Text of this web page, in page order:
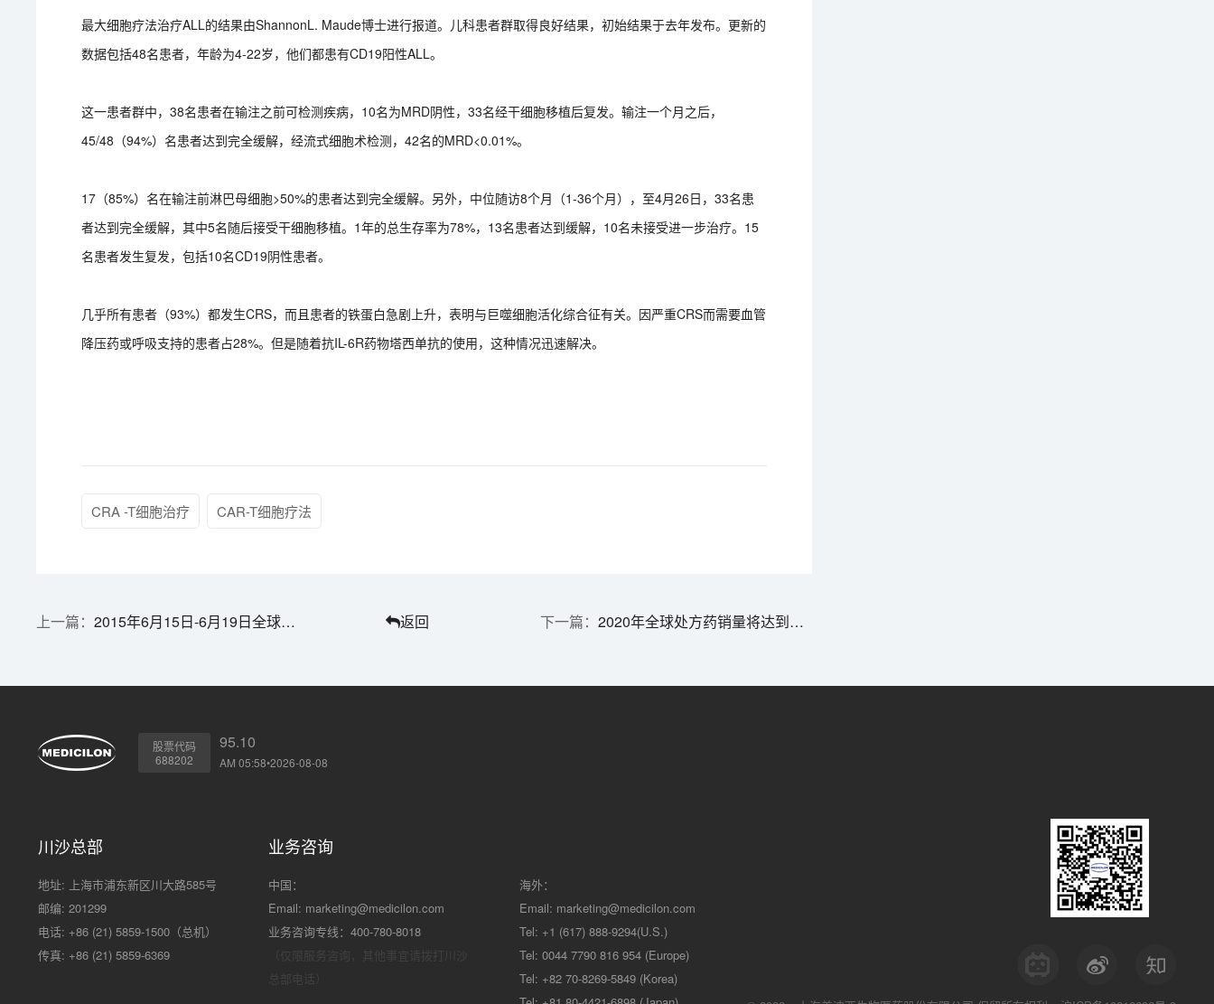
最大细胞疗法治疗ALL的结果由ShannonL. Maude博士进行报道。儿科患者群取得良好结果，初始结果于去年发布。更新的
数据包括48名患者，年龄为4-22岁，他们都患有CD19阳性ALL。
这一患者群中，38名患者在输注之前可检测疾病，10名为MRD阴性，33名经干细胞移植后复发。输注一个月之后，
45/48（94%）名患者达到完全缓解，经流式细胞术检测，42名的MRD<0.01%。
17（85%）名在输注前淋巴母细胞>50%的患者达到完全缓解。另外，中位随访8个月（1-36个月），至4月26日，33名患
者达到完全缓解，其中5名随后接受干细胞移植。1年的总生存率为78%，13名患者达到缓解，10名未接受进一步治疗。15
名患者发生复发，包括10名CD19阴性患者。
几乎所有患者（93%）都发生CRS，而且患者的铁蛋白急剧上升，表明与巨噬细胞活化综合征有关。因严重CRS而需要血管
降压药或呼吸支持的患者占28%。但是随着抗IL-6R药物塔西单抗的使用，这种情况迅速解决。
CRA -T细胞治疗 CAR-T细胞疗法
2015年6月15日-6月19日全球申报情况 返回 2020年全球处方药销量将达到9870亿美元
股票代码
688202
95.10
AM 05:58•2026-08-08
川沙总部
地址: 上海市浦东新区川大路585号
邮编: 201299
电话: +86 (21) 5859-1500（总机）
传真: +86 (21) 5859-6369
业务咨询
中国：
Email: marketing@medicilon.com
业务咨询专线：400-780-8018
海外：
Email: marketing@medicilon.com
Tel: +1 (617) 888-9294(U.S.)
Tel: 0044 7790 816 954 (Europe)
Tel: +82 70-8269-5849 (Korea)